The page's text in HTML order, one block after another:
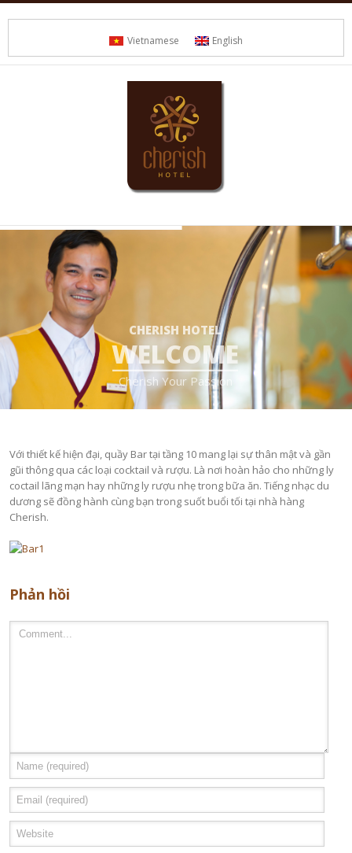
Vietnamese English
WELCOME
____________________
CHERISH HOTEL
Cherish Your Passion
Với thiết kế hiện đại, quầy Bar tại tầng 10 mang lại sự thân mật và gần
gũi thông qua các loại cocktail và rượu. Là nơi hoàn hảo cho những ly
coctail lãng mạn hay những ly rượu nhẹ trong bữa ăn. Tiếng nhạc du
dương sẽ đồng hành cùng bạn trong suốt buổi tối tại nhà hàng
Cherish.
Phản hồi